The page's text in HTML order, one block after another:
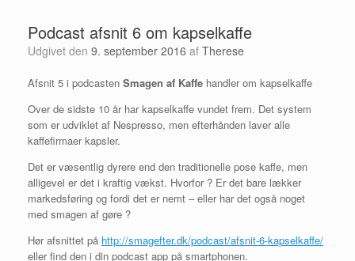
Podcast afsnit 6 om kapselkaffe
Udgivet den 9. september 2016 af Therese
Afsnit 5 i podcasten Smagen af Kaffe handler om kapselkaffe
Over de sidste 10 år har kapselkaffe vundet frem. Det system
som er udviklet af Nespresso, men efterhånden laver alle
kaffefirmaer kapsler.
Det er væsentlig dyrere end den traditionelle pose kaffe, men
alligevel er det i kraftig vækst. Hvorfor ? Er det bare lækker
markedsføring og fordi det er nemt – eller har det også noget
med smagen af gøre ?
Hør afsnittet på http://smagefter.dk/podcast/afsnit-6-kapselkaffe/
eller find den i din podcast app på smartphonen.